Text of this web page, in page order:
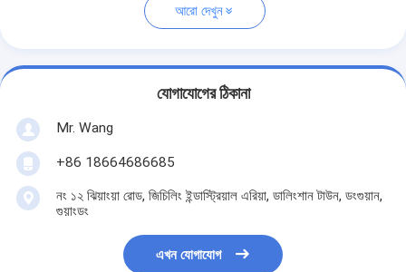
আরো দেখুন
যোগাযোগের ঠিকানা
Mr. Wang
+86 18664686685
নং ১২ ঝিয়াংয়া রোড, জিচিলিং ইন্ডাস্ট্রিয়াল এরিয়া, ডালিংশান টাউন, ডংগুয়ান,
গুয়াংডং
এখন যোগাযোগ